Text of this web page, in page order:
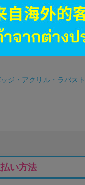
ジ・アクリル・ラバス
い方法